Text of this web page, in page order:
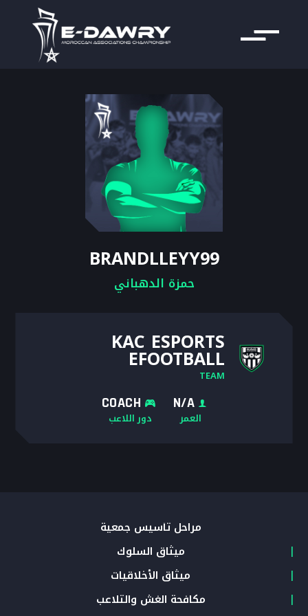
BRANDLLEYY99
حمزة الدهباني
KAC ESPORTS
EFOOTBALL
TEAM
N/A
العمر
COACH
دور اللاعب
مراحل تأسيس جمعية
ميثاق السلوك
ميثاق الأخلاقيات
مكافحة الغش والتلاعب